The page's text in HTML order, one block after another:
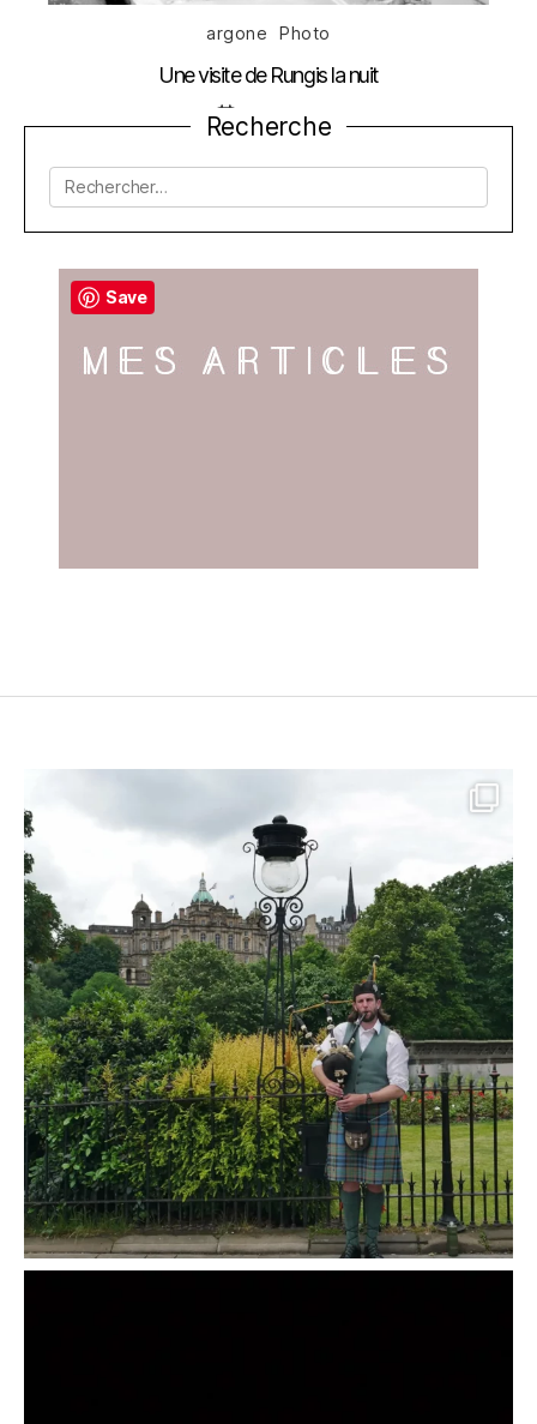
Catégories
argone Photo
Une visite de Rungis la nuit
Date
de
21 mai 2012
Recherche
Rechercher :
Save